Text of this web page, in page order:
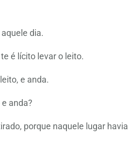
dia.
é lícito levar o leito.
e anda.
anda?
porque naquele lugar havia